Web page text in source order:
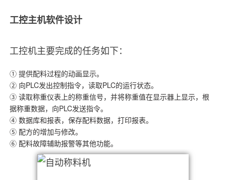
工控主机软件设计
工控机主要完成的任务如下：
① 提供配料过程的动画显示。
② 向PLC发出控制指令，读取PLC的运行状态。
③ 读取称重仪表上的称重信号，并将称重值在显示器上显示，根
据称重数据，向PLC发送指令。
④ 数据库和报表，保存配料数据，打印报表。
⑤ 配方的增加与修改。
⑥ 配料故障辅助报警等其他功能。